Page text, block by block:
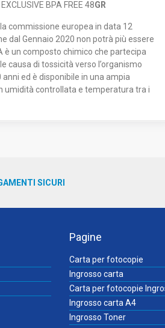
BPA FREE 48GR
commissione europea in data 12
dal Gennaio 2020 non potrà più essere
un composto chimico che partecipa
causa di tossicità verso l’organismo
ed è disponibile in una ampia
umidità controllata e temperatura tra i
SICURI
Pagine
Carta per fotocopie
Ingrosso carta
Carta per fotocopie
Ingrosso carta A4
Ingrosso Toner